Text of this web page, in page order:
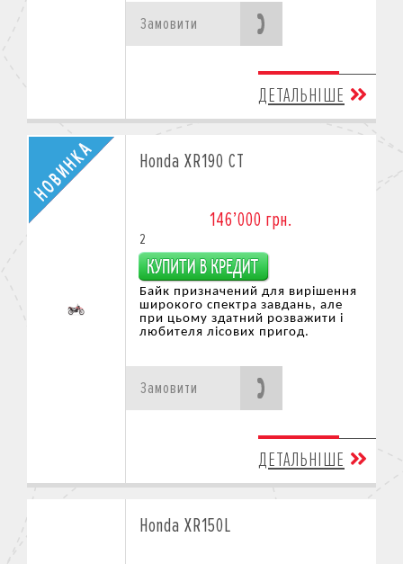
Замовити
ДЕТАЛЬНІШЕ
Honda XR190 CT
146’000 грн.
2
Байк призначений для вирішення
широкого спектра завдань, але
при цьому здатний розважити і
любителя лісових пригод.
Замовити
ДЕТАЛЬНІШЕ
Honda XR150L